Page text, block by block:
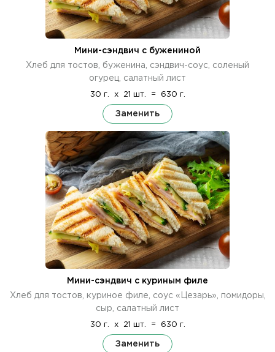
Мини-сэндвич с бужениной
Хлеб для тостов, буженина, сэндвич-соус, соленый
огурец, салатный лист
30 г. x 21 шт. = 630 г.
Заменить
Мини-сэндвич с куриным филе
Хлеб для тостов, куриное филе, соус «Цезарь», помидоры,
сыр, салатный лист
30 г. x 21 шт. = 630 г.
Заменить